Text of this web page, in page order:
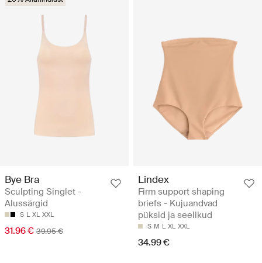
Bye Bra
Sculpting Singlet -
Alussärgid
S L XL XXL
31.96 € 39.95 €
Lindex
Firm support shaping
briefs - Kujuandvad
püksid ja seelikud
S M L XL XXL
34.99 €